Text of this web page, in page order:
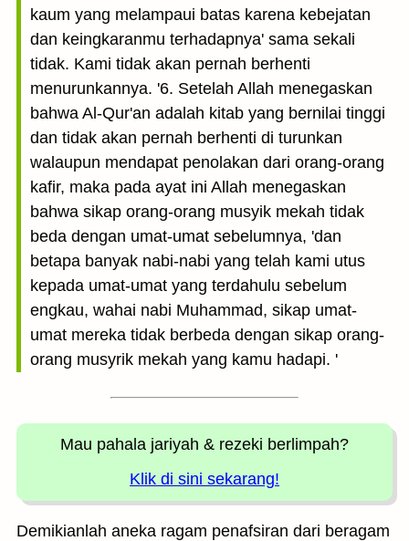
kaum yang melampaui batas karena kebejatan
dan keingkaranmu terhadapnya' sama sekali
tidak. Kami tidak akan pernah berhenti
menurunkannya. '6. Setelah Allah menegaskan
bahwa Al-Qur'an adalah kitab yang bernilai tinggi
dan tidak akan pernah berhenti di turunkan
walaupun mendapat penolakan dari orang-orang
kafir, maka pada ayat ini Allah menegaskan
bahwa sikap orang-orang musyik mekah tidak
beda dengan umat-umat sebelumnya, 'dan
betapa banyak nabi-nabi yang telah kami utus
kepada umat-umat yang terdahulu sebelum
engkau, wahai nabi Muhammad, sikap umat-
umat mereka tidak berbeda dengan sikap orang-
orang musyrik mekah yang kamu hadapi. '
Mau pahala jariyah & rezeki berlimpah?
Klik di sini sekarang!
Demikianlah aneka ragam penafsiran dari beragam